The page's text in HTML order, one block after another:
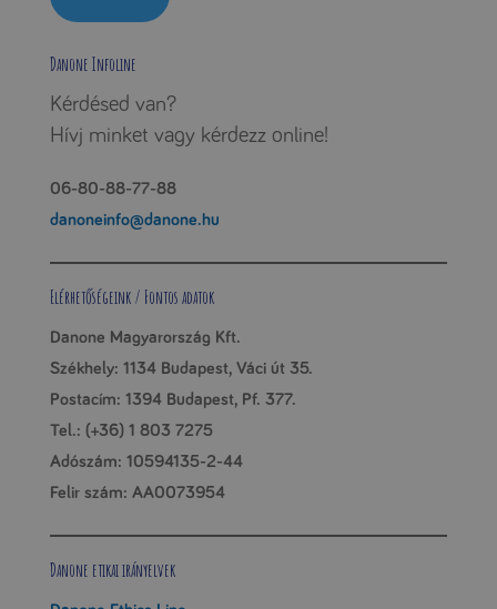
e
e
é
i
n
y
i
t
(
Danone Infoline
Kérdésed van?
Hívj minket vagy kérdezz online!
06-80-88-77-88
danoneinfo@danone.hu
Elérhetőségeink / Fontos adatok
Danone Magyarország Kft.
Székhely: 1134 Budapest, Váci út 35.
Postacím: 1394 Budapest, Pf. 377.
Tel.: (+36) 1 803 7275
Adószám: 10594135-2-44
Felir szám: AA0073954
Danone etikai irányelvek